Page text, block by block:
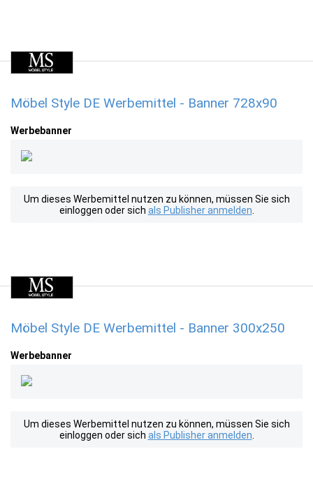
Möbel Style DE Werbemittel - Banner 728x90
Werbebanner
Um dieses Werbemittel nutzen zu können, müssen Sie sich
einloggen oder sich als Publisher anmelden
Möbel Style DE Werbemittel - Banner 300x250
Werbebanner
Um dieses Werbemittel nutzen zu können, müssen Sie sich
einloggen oder sich als Publisher anmelden